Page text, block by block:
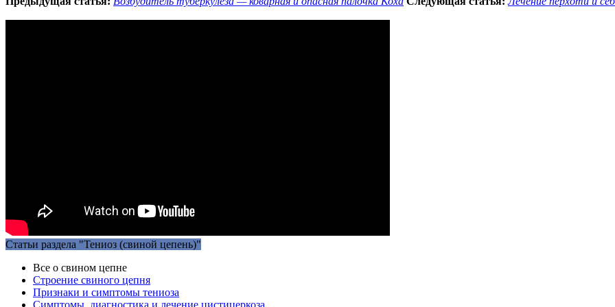
Статьи раздела "Тениоз (свиной цепень)"
Все о свином цепне
Строение свиного цепня
Признаки и симптомы тениоза
Симптомы, диагностика и лечение цистицеркоза